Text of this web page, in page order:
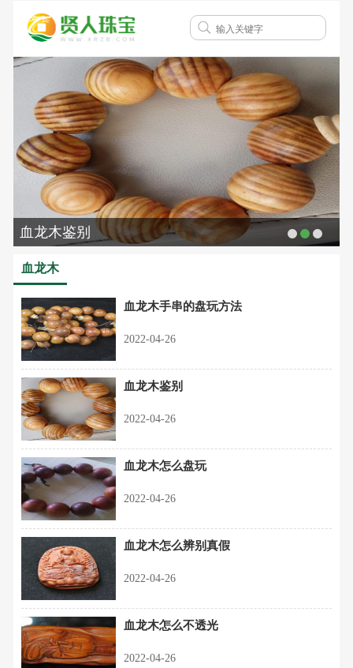
血龙木鉴别
血龙木
血龙木手串的盘玩方法
2022-04-26
血龙木鉴别
2022-04-26
血龙木怎么盘玩
2022-04-26
血龙木怎么辨别真假
2022-04-26
血龙木怎么不透光
2022-04-26